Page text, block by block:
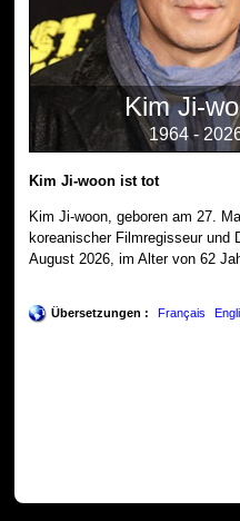
Kim Ji-
1964 -
Kim Ji-woon ist tot
Kim Ji-woon, geboren am 27.
koreanischer Filmregisseur und
August 2026, im Alter von 62
Übersetzungen : Français